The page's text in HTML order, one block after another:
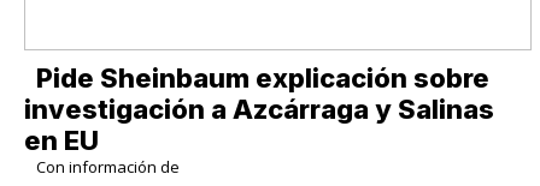
Pide Sheinbaum explicación sobre
investigación a Azcárraga y Salinas
en EU
Con información de